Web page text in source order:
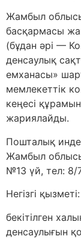
Жамбыл облысы
басқармасы
(бұдан әрі —
денсаулық
емханасы»
мемлекеттік
кеңесі
жариялайды.
Пошталық
Жамбыл
№13 үй, тел: 8/
Негізгі қызметі:
бекітілген
денсаулығын